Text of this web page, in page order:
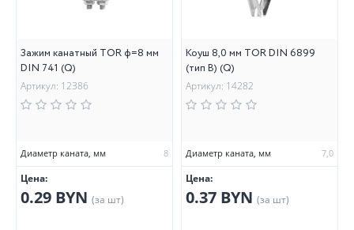
Зажим канатный TOR ф=8 мм
DIN 741 (Q)
Артикул: 12386
Диаметр каната, мм 8
Цена:
0.29 BYN (за шт)
Коуш 8,0 мм TOR DIN 6899
(тип B) (Q)
Артикул: 14282
Диаметр каната, мм 7,0
Цена:
0.37 BYN (за шт)